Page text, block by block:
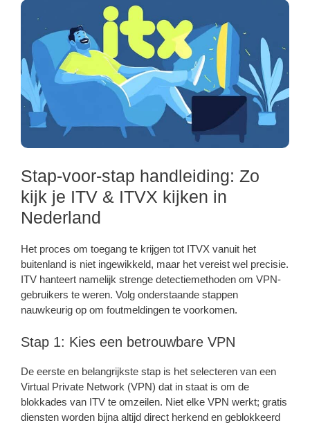
Stap-voor-stap handleiding: Zo
kijk je ITV & ITVX kijken in
Nederland
Het proces om toegang te krijgen tot ITVX vanuit het
buitenland is niet ingewikkeld, maar het vereist wel precisie.
ITV hanteert namelijk strenge detectiemethoden om VPN-
gebruikers te weren. Volg onderstaande stappen
nauwkeurig op om foutmeldingen te voorkomen.
Stap 1: Kies een betrouwbare VPN
De eerste en belangrijkste stap is het selecteren van een
Virtual Private Network (VPN) dat in staat is om de
blokkades van ITV te omzeilen. Niet elke VPN werkt; gratis
diensten worden bijna altijd direct herkend en geblokkeerd